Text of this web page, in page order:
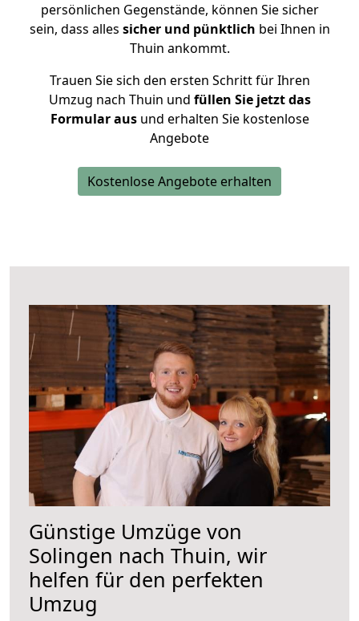
persönlichen Gegenstände, können Sie sicher
sein, dass alles sicher und pünktlich bei Ihnen in
Thuin ankommt.
Trauen Sie sich den ersten Schritt für Ihren
Umzug nach Thuin und füllen Sie jetzt das
Formular ausund erhalten Sie kostenlose
Angebote
Kostenlose Angebote erhalten
Günstige Umzüge von
Solingen nach Thuin, wir
helfen für den perfekten
Umzug